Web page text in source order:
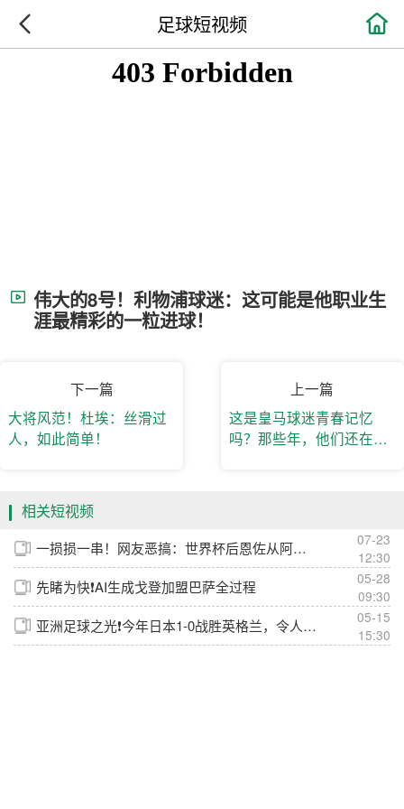
 足球短视频
伟大的8号！利物浦球迷：这可能是他职业生
涯最精彩的一粒进球！
下一篇
大将风范！杜埃：丝滑过
人，如此简单！
上一篇
这是皇马球迷青春记忆
吗？那些年，他们还在一
相关短视频
一损损一串！网友恶搞：世界杯后恩佐从阿根廷队回到切尔西~
07-23
12:30
先睹为快❗️AI生成戈登加盟巴萨全过程
05-28
09:30
亚洲足球之光❗️今年日本1-0战胜英格兰，令人震撼
05-15
15:30